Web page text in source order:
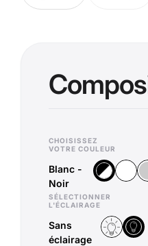
CHOISISSEZ
VOTRE COULEUR
Blanc -
Noir
Blanc - Noir
Blanc
SÉLECTIONNER
L'ÉCLAIRAGE
Sans
éclairage
Avec Sans